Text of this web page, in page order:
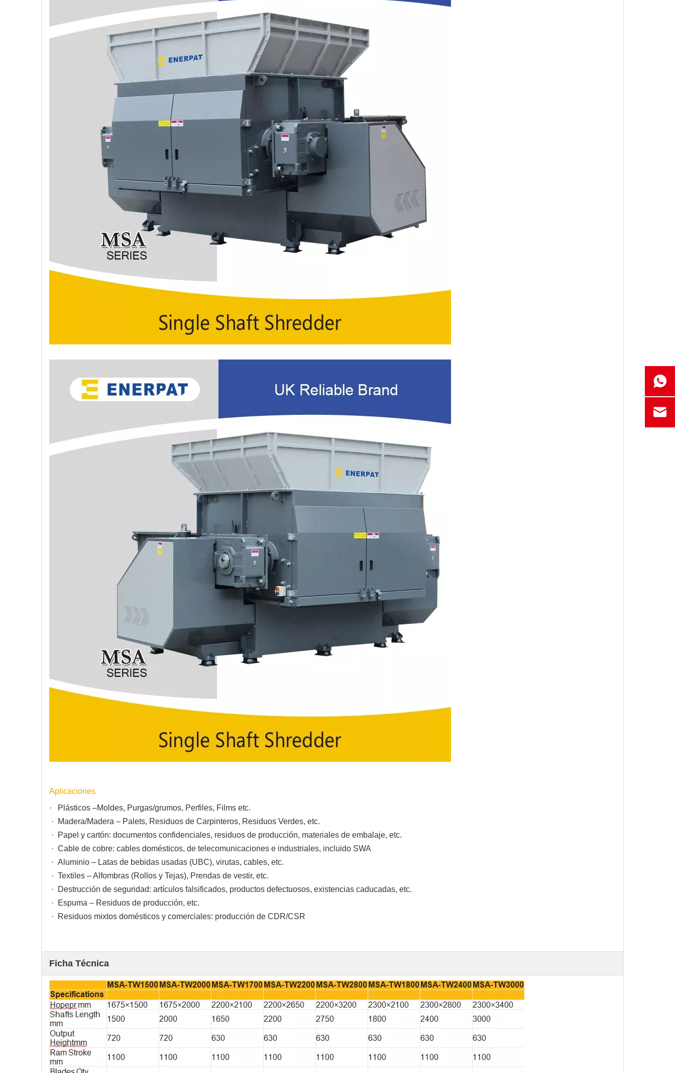
Aplicaciones
· Plásticos –Moldes, Purgas/grumos, Perfiles, Films etc.
· Madera/Madera – Palets, Residuos de Carpinteros, Residuos Verdes, etc.
· Papel y cartón: documentos confidenciales, residuos de producción, materiales de embalaje, etc.
· Cable de cobre: ​​cables domésticos, de telecomunicaciones e industriales, incluido SWA
· Aluminio – Latas de bebidas usadas (UBC), virutas, cables, etc.
· Textiles – Alfombras (Rollos y Tejas), Prendas de vestir, etc.
· Destrucción de seguridad: artículos falsificados, productos defectuosos, existencias caducadas, etc.
· Espuma – Residuos de producción, etc.
· Residuos mixtos domésticos y comerciales: producción de CDR/CSR
Ficha Técnica